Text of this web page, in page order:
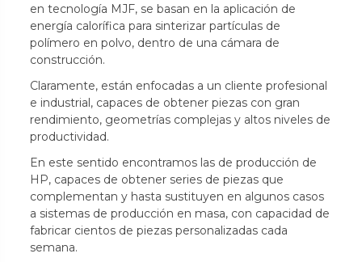
en tecnología MJF, se basan en la aplicación de
energía calorífica para sinterizar partículas de
polímero en polvo, dentro de una cámara de
construcción.
Claramente, están enfocadas a un cliente profesional
e industrial, capaces de obtener piezas con gran
rendimiento, geometrías complejas y altos niveles de
productividad.
En este sentido encontramos las de producción de
HP, capaces de obtener series de piezas que
complementan y hasta sustituyen en algunos casos
a sistemas de producción en masa, con capacidad de
fabricar cientos de piezas personalizadas cada
semana.